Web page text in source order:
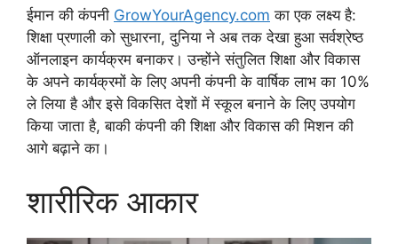
ईमान की कंपनी GrowYourAgency.com का एक लक्ष्य है:
शिक्षा प्रणाली को सुधारना, दुनिया ने अब तक देखा हुआ सर्वश्रेष्ठ
ऑनलाइन कार्यक्रम बनाकर। उन्होंने संतुलित शिक्षा और विकास
के अपने कार्यक्रमों के लिए अपनी कंपनी के वार्षिक लाभ का 10%
ले लिया है और इसे विकसित देशों में स्कूल बनाने के लिए उपयोग
किया जाता है, बाकी कंपनी की शिक्षा और विकास की मिशन की
आगे बढ़ाने का।
शारीरिक आकार